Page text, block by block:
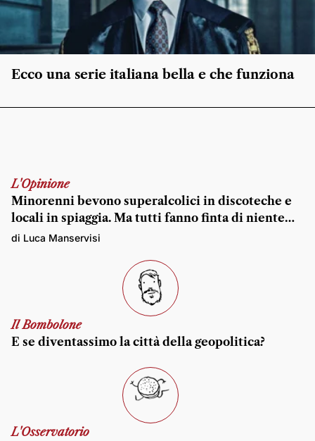
Ecco una serie italiana bella e che funziona
L'Opinione
Minorenni bevono superalcolici in discoteche e
locali in spiaggia. Ma tutti fanno finta di niente…
di Luca Manservisi
Il Bombolone
E se diventassimo la città della geopolitica?
L'Osservatorio